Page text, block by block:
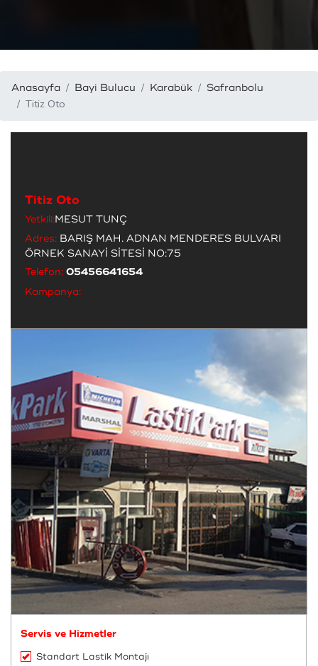
Anasayfa Bayi Bulucu Karabük Safranbolu
Titiz Oto
Titiz Oto
Yetkili:MESUT TUNÇ
Adres: BARIŞ MAH. ADNAN MENDERES BULVARI
ÖRNEK SANAYİ SİTESİ NO:75
Telefon: 05456641654
Kampanya:
Servis ve Hizmetler
Standart Lastik Montajı